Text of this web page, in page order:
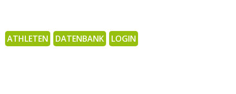
ATHLETEN DATENBANK LOGIN